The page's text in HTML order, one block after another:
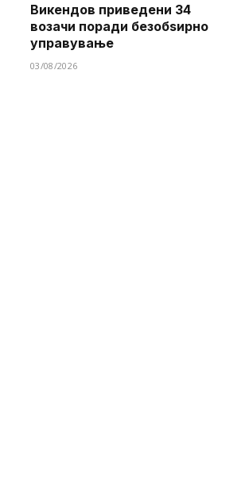
Викендов приведени 34
возачи поради безобѕирно
управување
03/08/2026